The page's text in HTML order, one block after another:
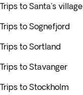
Trips to Santa's village
Trips to Sognefjord
Trips to Sortland
Trips to Stavanger
Trips to Stockholm